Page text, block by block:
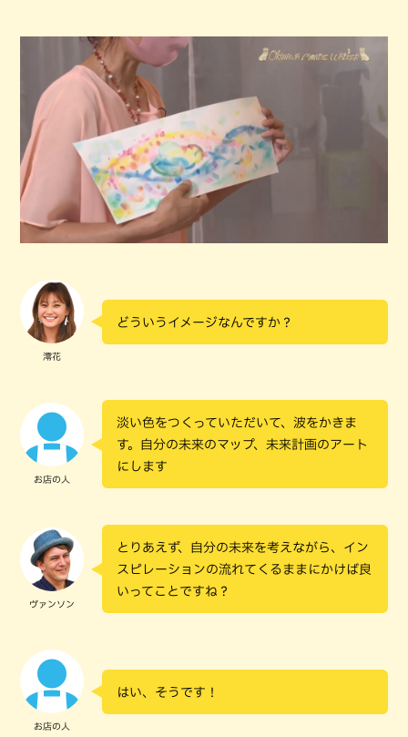
澪花
どういうイメージなんですか？
お店の人
淡い色をつくっていただいて、波をかきま
す。自分の未来のマップ、未来計画のアート
にします
ヴァンソン
とりあえず、自分の未来を考えながら、イン
スピレーションの流れてくるままにかけば良
いってことですね？
お店の人
はい、そうです！